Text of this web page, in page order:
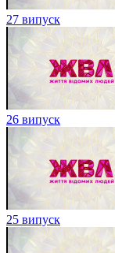
27 випуск
26 випуск
25 випуск